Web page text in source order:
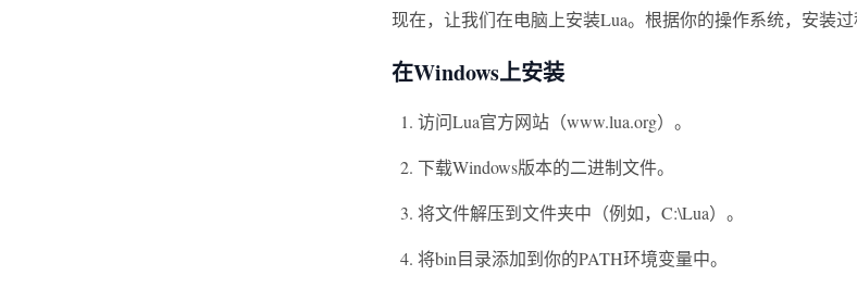
现在，让我们在电脑上安装Lua。根据你的操作系统，安装过
在Windows上安装
访问Lua官方网站（www.lua.org）。
下载Windows版本的二进制文件。
将文件解压到文件夹中（例如，C:\Lua）。
将bin目录添加到你的PATH环境变量中。